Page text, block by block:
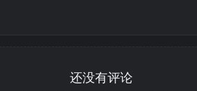
还没有评论